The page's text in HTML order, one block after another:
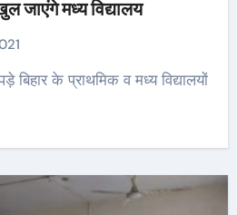
जाएंगे मध्य विद्यालय